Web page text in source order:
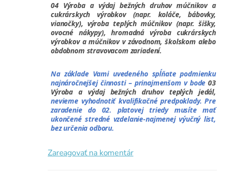
04 Výroba a výdaj bežných druhov múčnikov a
cukrárskych výrobkov (napr. koláče, bábovky,
vianočky), výroba teplých múčnikov (napr. šišky,
ovocné nákypy), hromadná výroba cukrárskych
výrobkov a múčnikov v závodnom, školskom alebo
obdobnom stravovacom zariadení.
Na základe Vami uvedeného spĺňate podmienku
najnáročnejšej činnosti – prinajmenšom v bode03
Výroba a výdaj bežných druhov teplých jedál,
nevieme vyhodnotiť kvalifikačné predpoklady. Pre
zaradenie do 02. platovej triedy musíte mať
ukončené stredné vzdelanie-najmenej výučný list,
bez určenia odboru.
Zareagovať na komentár